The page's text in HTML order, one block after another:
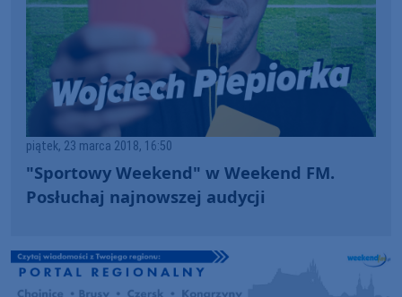
piątek, 23 marca 2018, 16:50
"Sportowy Weekend" w Weekend FM.
Posłuchaj najnowszej audycji